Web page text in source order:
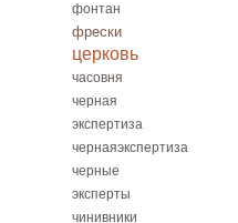
фонтан
фрески
церковь
часовня
черная
экспертиза
чернаяэкспертиза
черные
эксперты
чинивники